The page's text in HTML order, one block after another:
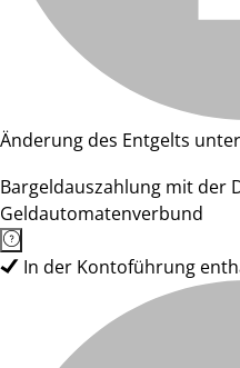
Änderung des Entgelts
Bargeldauszahlung mit der
Geldautomatenverbund
In der Kontoführung